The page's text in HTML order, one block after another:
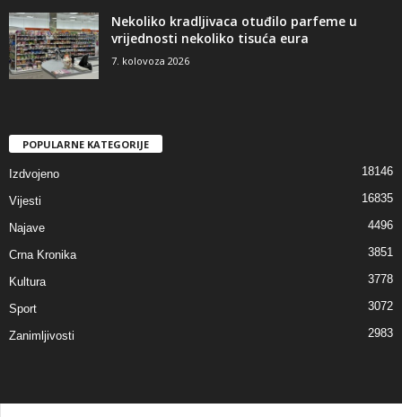
Nekoliko kradljivaca otuđilo parfeme u
vrijednosti nekoliko tisuća eura
7. kolovoza 2026
POPULARNE KATEGORIJE
Izdvojeno 18146
Vijesti 16835
Najave 4496
Crna Kronika 3851
Kultura 3778
Sport 3072
Zanimljivosti 2983